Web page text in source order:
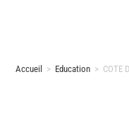
Accueil > Education > COTE